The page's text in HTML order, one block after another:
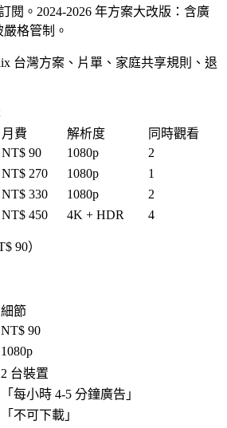
閱。2024-2026 年方案大改版：含廣
格管制。
台灣方案、片單、家庭共享規則、退
月費 解析度
同時觀看
NT$ 90 1080p
2
NT$ 270 1080p
1
NT$ 330 1080p
2
NT$ 450 4K + HDR 4
90）
細節
NT$ 90
1080p
2 台裝置
「 每小時 4-5 分鐘廣告 」
「 不可下載 」